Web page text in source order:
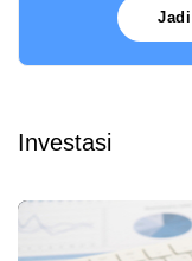
Investasi